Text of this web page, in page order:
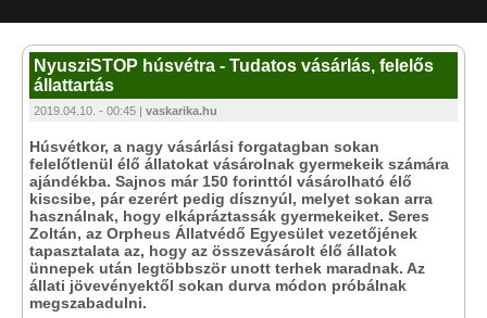
NyusziSTOP húsvétra - Tudatos vásárlás, felelős
állattartás
2019.04.10. - 00:45 | vaskarika.hu
Húsvétkor, a nagy vásárlási forgatagban sokan
felelőtlenül élő állatokat vásárolnak gyermekeik számára
ajándékba. Sajnos már 150 forinttól vásárolható élő
kiscsibe, pár ezerért pedig dísznyúl, melyet sokan arra
használnak, hogy elkápráztassák gyermekeiket. Seres
Zoltán, az Orpheus Állatvédő Egyesület vezetőjének
tapasztalata az, hogy az összevásárolt élő állatok
ünnepek után legtöbbször unott terhek maradnak. Az
állati jövevényektől sokan durva módon próbálnak
megszabadulni.